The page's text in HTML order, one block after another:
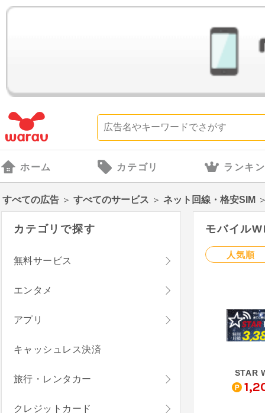
ホーム カテゴリ ランキ
すべての広告 ＞ すべてのサービス ＞ ネット回線・格安SIM
モバイル
人気順
STAR
カテゴリで探す
無料サービス
エンタメ
アプリ
キャッシュレス決済
旅行・レンタカー
クレジットカード